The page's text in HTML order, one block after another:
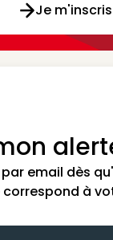
Je m'inscris
email dès
à